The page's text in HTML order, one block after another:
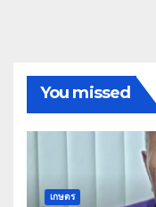
You missed
เกษตร